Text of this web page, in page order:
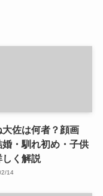
大佐は何者？顔画
婚・馴れ初め・子供
しく解説
14